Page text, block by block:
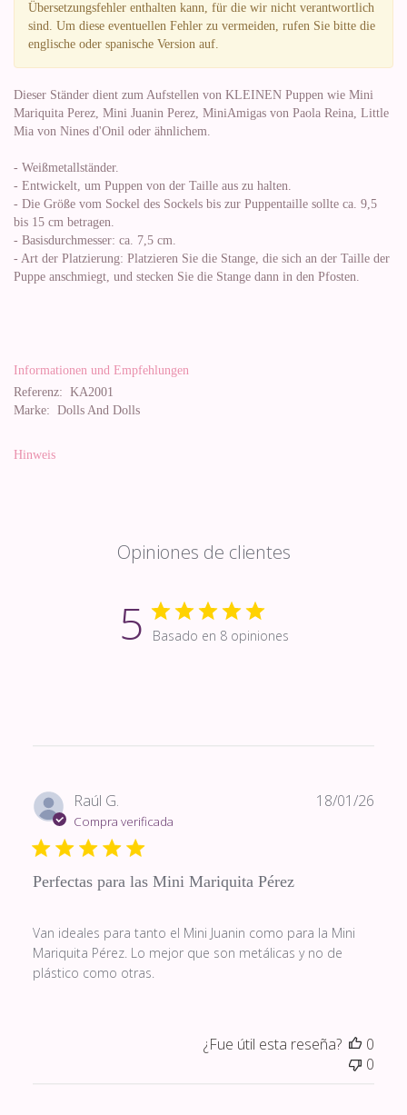
Übersetzungsfehler enthalten kann, für die wir nicht verantwortlich
sind. Um diese eventuellen Fehler zu vermeiden, rufen Sie bitte die
englische oder spanische Version auf.
Dieser Ständer dient zum Aufstellen von KLEINEN Puppen wie Mini
Mariquita Perez, Mini Juanin Perez, MiniAmigas von Paola Reina, Little
Mia von Nines d'Onil oder ähnlichem.
- Weißmetallständer.
- Entwickelt, um Puppen von der Taille aus zu halten.
- Die Größe vom Sockel des Sockels bis zur Puppentaille sollte ca. 9,5
bis 15 cm betragen.
- Basisdurchmesser: ca. 7,5 cm.
- Art der Platzierung: Platzieren Sie die Stange, die sich an der Taille der
Puppe anschmiegt, und stecken Sie die Stange dann in den Pfosten.
Informationen und Empfehlungen
Referenz: KA2001
Marke: Dolls And Dolls
Hinweis
Opiniones de clientes
5 Basado en 8 opiniones
Raúl G.
Compra verificada
Perfectas para las Mini Mariquita Pérez
Van ideales para tanto el Mini Juanin como para la Mini
Mariquita Pérez. Lo mejor que son metálicas y no de
plástico como otras.
18/01/26
¿Fue útil esta reseña?
0
0